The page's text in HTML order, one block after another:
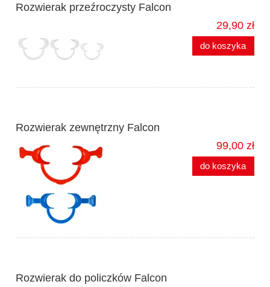
Rozwierak przeźroczysty Falcon
29,90 zł
do koszyka
Rozwierak zewnętrzny Falcon
99,00 zł
do koszyka
Rozwierak do policzków Falcon